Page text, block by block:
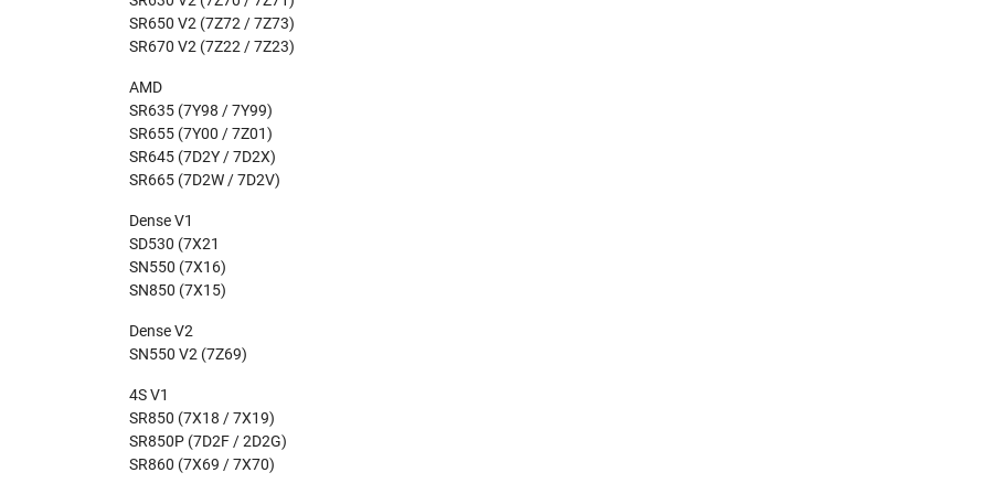
SR650 V2 (7Z72 / 7Z73)
SR670 V2 (7Z22 / 7Z23)
AMD
SR635 (7Y98 / 7Y99)
SR655 (7Y00 / 7Z01)
SR645 (7D2Y / 7D2X)
SR665 (7D2W / 7D2V)
Dense V1
SD530 (7X21
SN550 (7X16)
SN850 (7X15)
Dense V2
SN550 V2 (7Z69)
4S V1
SR850 (7X18 / 7X19)
SR850P (7D2F / 2D2G)
SR860 (7X69 / 7X70)